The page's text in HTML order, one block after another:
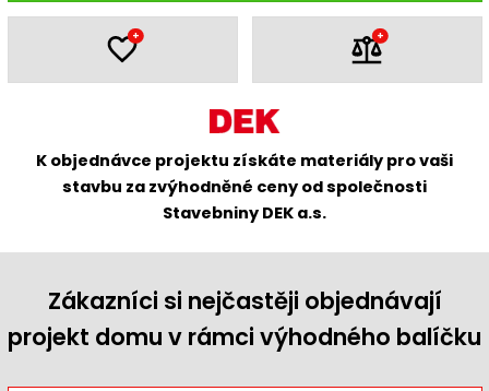
+ +
K objednávce projektu získáte materiály pro vaši
stavbu za zvýhodněné ceny od společnosti
Stavebniny DEK a.s.
Zákazníci si nejčastěji objednávají
projekt domu v rámci výhodného balíčku